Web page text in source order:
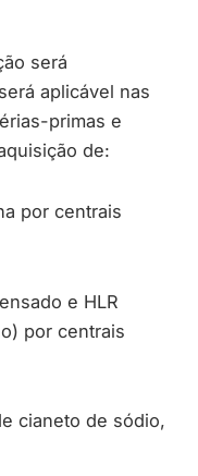
será
aplicável nas
primas e
de:
por centrais
e HLR
por centrais
cianeto de sódio,